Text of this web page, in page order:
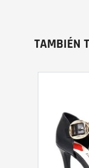
TAMBIÉN